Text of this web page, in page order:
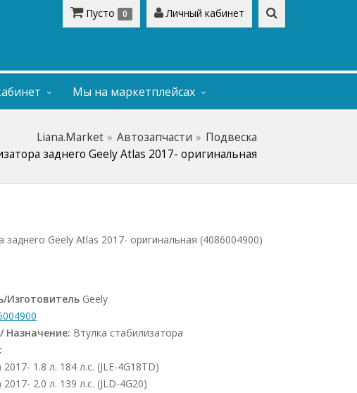
Пусто 0 Личный кабинет
Мы на маркетплейсах
Liana.Market Автозапчасти
Подвеска
заднего Geely Atlas 2017- оригинальная
заднего Geely Atlas 2017- оригинальная (4086004900)
Изготовитель Geely
Назначение: Втулка стабилизатора
1.8 л. 184 л.с. (JLE-4G18TD)
2.0 л. 139 л.с. (JLD-4G20)